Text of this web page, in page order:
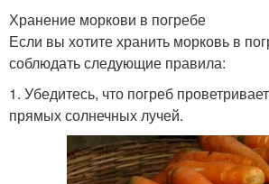
Хранение моркови в погребе
Если вы хотите хранить морковь в
соблюдать следующие правила:
1. Убедитесь, что погреб
прямых солнечных лучей.